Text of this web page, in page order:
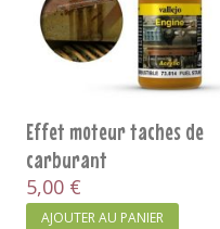
Effet moteur taches de
carburant
5,00 €
AJOUTER AU PANIER